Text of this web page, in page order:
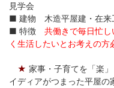
見学会
■ 建物 木造平屋建・在来
■ 特徴 共働きで毎日忙
く生活したいとお考えの方
★ 家事・子育てを「楽
イディアがつまった平屋の